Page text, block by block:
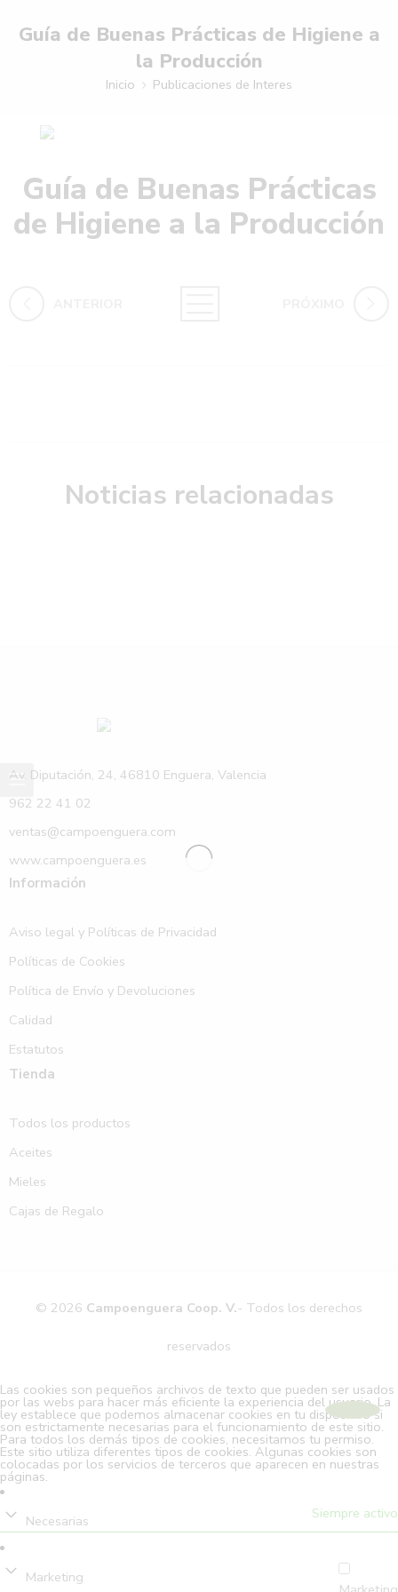
Guía de Buenas Prácticas de Higiene a
la Producción
Inicio Publicaciones de Interes
Guía de Buenas Prácticas
de Higiene a la Producción
Noticias relacionadas
Av. Diputación, 24, 46810 Enguera, Valencia
962 22 41 02
ventas@campoenguera.com
www.campoenguera.es
Información
Aviso legal y Políticas de Privacidad
Políticas de Cookies
Política de Envío y Devoluciones
Calidad
Estatutos
Tienda
Todos los productos
Aceites
Mieles
Cajas de Regalo
© 2026 Campoenguera Coop. V.- Todos los derechos
reservados
Las cookies son pequeños archivos de texto que pueden ser usados
por las webs para hacer más eficiente la experiencia del usuario. La
ley establece que podemos almacenar cookies en tu dispositivo si
son estrictamente necesarias para el funcionamiento de este sitio.
Para todos los demás tipos de cookies, necesitamos tu permiso.
Este sitio utiliza diferentes tipos de cookies. Algunas cookies son
colocadas por los servicios de terceros que aparecen en nuestras
páginas.
Necesarias Siempre activo
Marketing